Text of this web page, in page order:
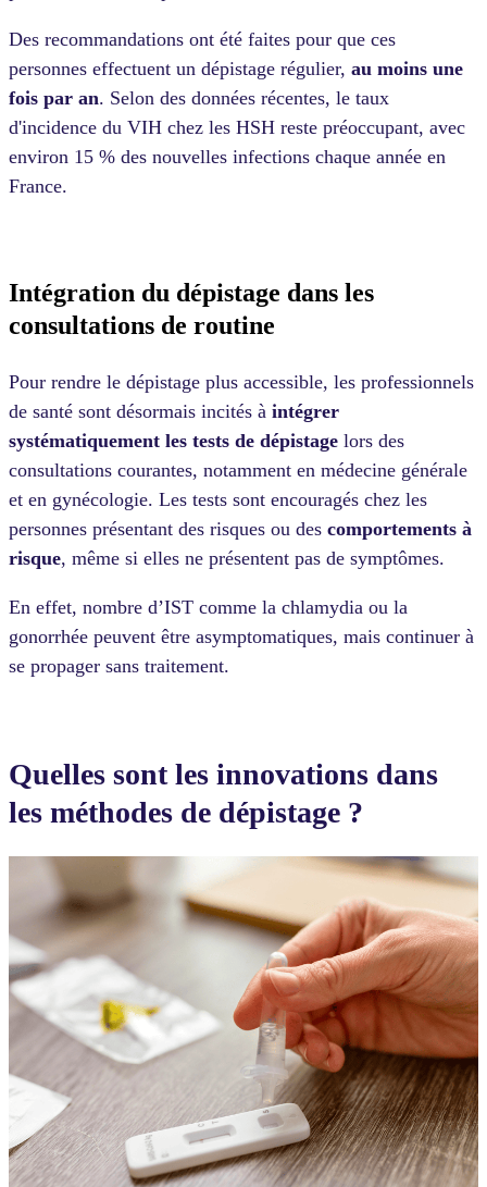
Des recommandations ont été faites pour que ces
personnes effectuent un dépistage régulier, au moins une
fois par an. Selon des données récentes, le taux
d'incidence du VIH chez les HSH reste préoccupant, avec
environ 15 % des nouvelles infections chaque année en
France​.
Intégration du dépistage dans les
consultations de routine
Pour rendre le dépistage plus accessible, les professionnels
de santé sont désormais incités à intégrer
systématiquement les tests de dépistage lors des
consultations courantes, notamment en médecine générale
et en gynécologie. Les tests sont encouragés chez les
personnes présentant des risques ou des comportements à
risque, même si elles ne présentent pas de symptômes.
En effet, nombre d’IST comme la chlamydia ou la
gonorrhée peuvent être asymptomatiques, mais continuer à
se propager sans traitement.
Quelles sont les innovations dans
les méthodes de dépistage ?